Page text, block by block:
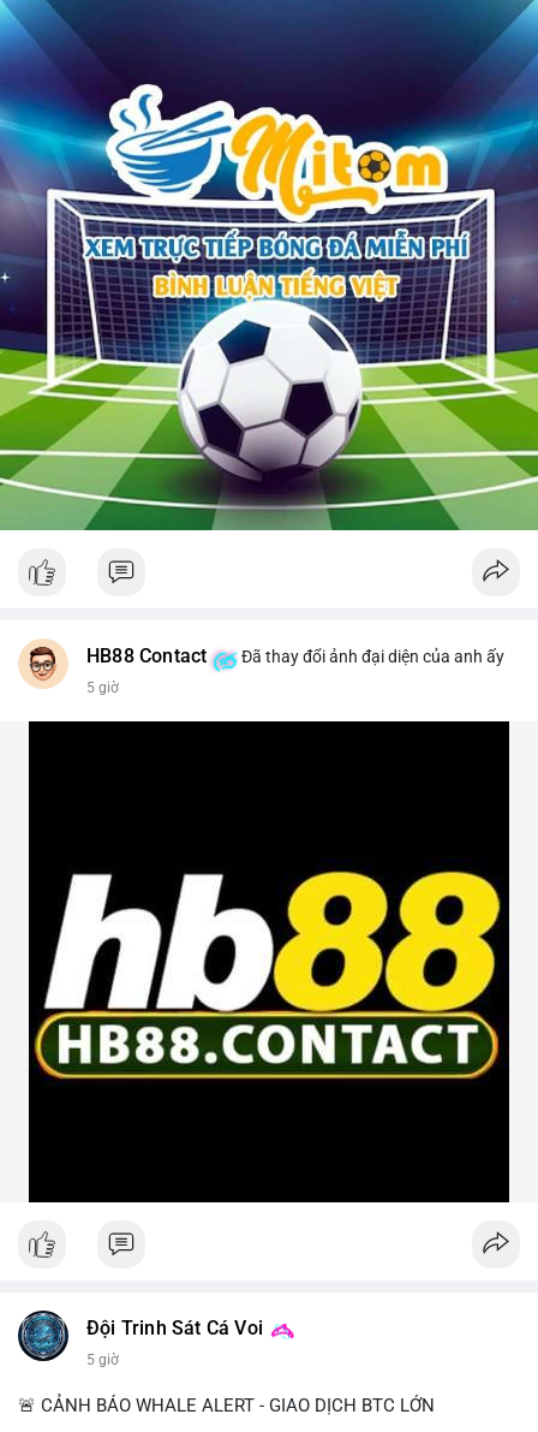
HB88 Contact Đã thay đổi ảnh đại diện của anh ấy
5 giờ
Đội Trinh Sát Cá Voi
5 giờ
🚨 CẢNH BÁO WHALE ALERT - GIAO DỊCH BTC LỚN